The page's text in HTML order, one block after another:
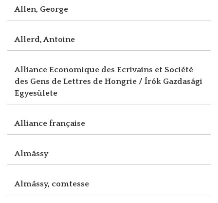
Allen, George
Allerd, Antoine
Alliance Economique des Ecrivains et Société
des Gens de Lettres de Hongrie / Írók Gazdasági
Egyesülete
Alliance française
Almássy
Almássy, comtesse